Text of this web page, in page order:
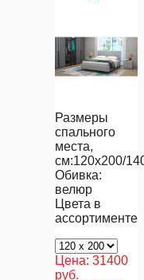
Размеры
спального
места,
см:120х200/
Обивка:
велюр
Цвета в
ассортименте
Цена: 31400
руб.